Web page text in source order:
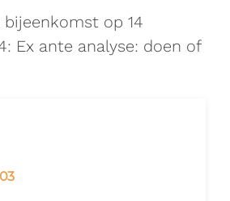
bijeenkomst op 14
Ex ante analyse: doen of